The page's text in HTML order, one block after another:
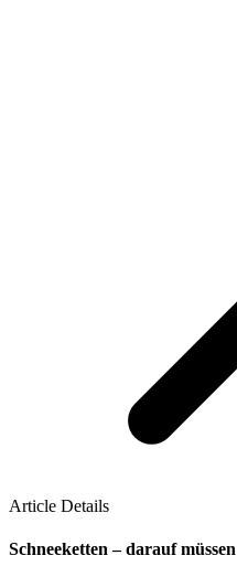
Article Details
Schneeketten – darauf